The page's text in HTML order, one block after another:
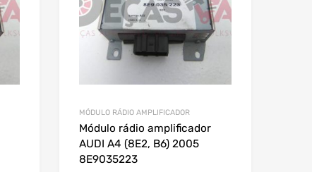
MÓDULO RÁDIO AMPLIFICADOR
Módulo rádio amplificador
AUDI A4 (8E2, B6) 2005
8E9035223